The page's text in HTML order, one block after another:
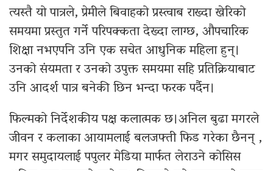
त्यस्तै यो पात्रले, प्रेमीले बिवाहको प्रस्त्वाब राख्दा खेरिको
समयमा प्रस्तुत गर्ने परिपक्कता देख्दा लाग्छ, औपचारिक
शिक्षा नभएपनि उनि एक सचेत आधुनिक महिला हुन्।
उनको संयमता र उनको उपुक्त समयमा सहि प्रतिक्रियाबाट
उनि आदर्श पात्र बनेकी छिन भन्दा फरक पर्दैन।
फिल्मको निर्देशकीय पक्ष कलात्मक छ।अनिल बुढा मगरले
जीवन र कलाका आयामलाई बलजफ्ती फिड गरेका छैनन् ,
मगर समुदायलाई पपुलर मेडिया मार्फत लेराउने कोसिस